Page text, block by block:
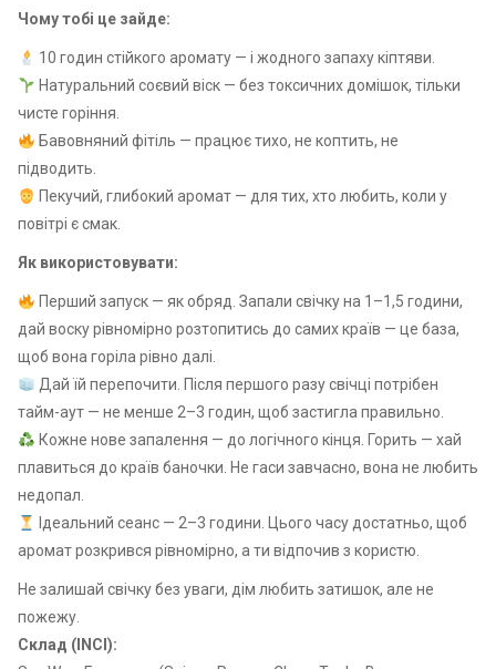
Чому тобі це зайде:
10 годин стійкого аромату — і жодного запаху кіптяви.
Натуральний соєвий віск — без токсичних домішок, тільки
чисте горіння.
Бавовняний фітіль — працює тихо, не коптить, не
підводить.
Пекучий, глибокий аромат — для тих, хто любить, коли у
повітрі є смак.
Як використовувати:
Перший запуск — як обряд. Запали свічку на 1–1,5 години,
дай воску рівномірно розтопитись до самих країв — це база,
щоб вона горіла рівно далі.
Дай їй перепочити. Після першого разу свічці потрібен
тайм-аут — не менше 2–3 годин, щоб застигла правильно.
Кожне нове запалення — до логічного кінця. Горить — хай
плавиться до країв баночки. Не гаси завчасно, вона не любить
недопал.
Ідеальний сеанс — 2–3 години. Цього часу достатньо, щоб
аромат розкрився рівномірно, а ти відпочив з користю.
Не залишай свічку без уваги, дім любить затишок, але не
пожежу.
Склад (INCI):